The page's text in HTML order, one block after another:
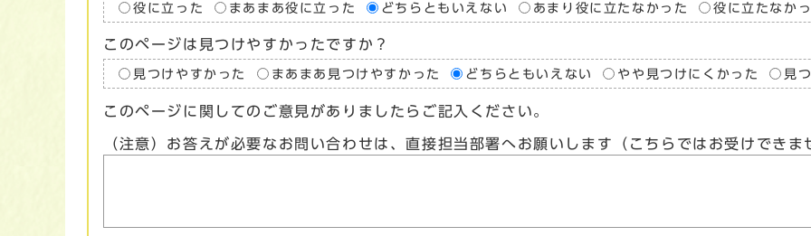
役に立った まあまあ役に立った どちらともいえない あまり役に立たなかった 役に立たなか
このページは見つけやすかったですか？
見つけやすかった まあまあ見つけやすかった どちらともいえない やや見つけにくかった 見
このページに関してのご意見がありましたらご記入ください。
（注意）お答えが必要なお問い合わせは、直接担当部署へお願いします（こちらではお受けできま